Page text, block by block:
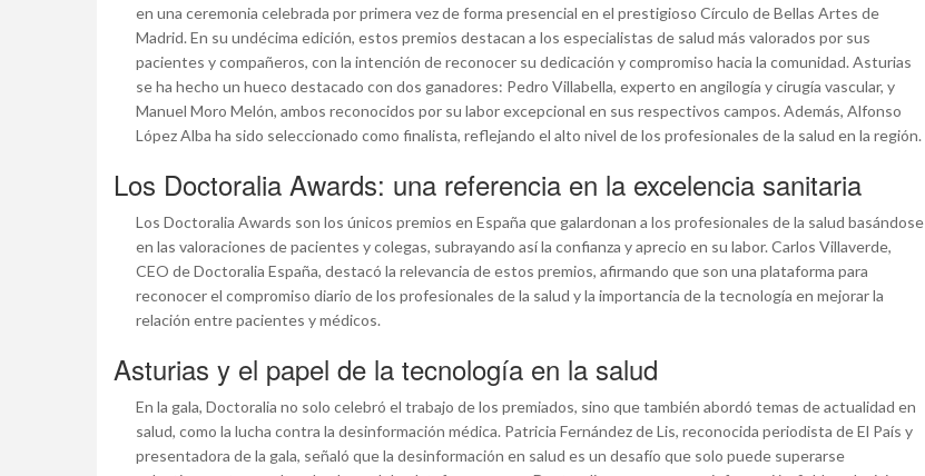
en una ceremonia celebrada por primera vez de forma presencial en el prestigioso Círculo de Bellas Artes de
Madrid. En su undécima edición, estos premios destacan a los especialistas de salud más valorados por sus
pacientes y compañeros, con la intención de reconocer su dedicación y compromiso hacia la comunidad. Asturias
se ha hecho un hueco destacado con dos ganadores: Pedro Villabella, experto en angilogía y cirugía vascular, y
Manuel Moro Melón, ambos reconocidos por su labor excepcional en sus respectivos campos. Además, Alfonso
López Alba ha sido seleccionado como finalista, reflejando el alto nivel de los profesionales de la salud en la región.
Los Doctoralia Awards: una referencia en la excelencia sanitaria
Los Doctoralia Awards son los únicos premios en España que galardonan a los profesionales de la salud basándose
en las valoraciones de pacientes y colegas, subrayando así la confianza y aprecio en su labor. Carlos Villaverde,
CEO de Doctoralia España, destacó la relevancia de estos premios, afirmando que son una plataforma para
reconocer el compromiso diario de los profesionales de la salud y la importancia de la tecnología en mejorar la
relación entre pacientes y médicos.
Asturias y el papel de la tecnología en la salud
En la gala, Doctoralia no solo celebró el trabajo de los premiados, sino que también abordó temas de actualidad en
salud, como la lucha contra la desinformación médica. Patricia Fernández de Lis, reconocida periodista de El País y
presentadora de la gala, señaló que la desinformación en salud es un desafío que solo puede superarse